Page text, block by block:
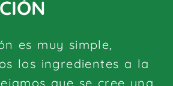
es muy simple,
los ingredientes a la
que se cree una